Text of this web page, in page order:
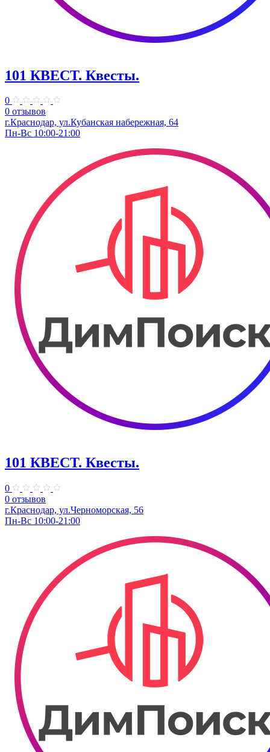
101 КВЕСТ. Квесты.
0
0 отзывов
г.Краснодар, ул.Кубанская набережная, 64
Пн-Вс 10:00-21:00
101 КВЕСТ. Квесты.
0
0 отзывов
г.Краснодар, ул.Черноморская, 56
Пн-Вс 10:00-21:00